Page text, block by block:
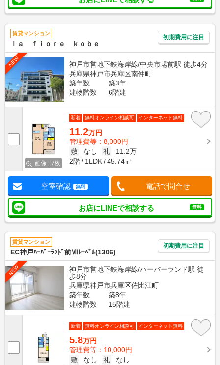
賃貸マンション
ｌａ ｆｉｏｒｅ ｋｏｂｅ
初期費用に注目
NEW
神戸市営地下鉄海岸線/中央市場前駅 徒歩4分
兵庫県神戸市兵庫区南仲町
築年数
築3年
建物階数
6階建
画像 : 7枚
新着 無料オンライン相談可 インターネット無料
11.2万円
管理費等：8,000円
敷
なし 礼
11.2万
2階
1LDK 45.74㎡
空室確認 無料 電話で問合せ
お店にLINEで相談する 無料
賃貸マンション
EC神戸ﾊｰﾊﾞｰﾗﾝﾄﾞ前Ⅶﾚｰﾍﾞﾙ(1306)
初期費用に注目
NEW
神戸市営地下鉄海岸線/ハーバーランド駅 徒
歩8分
兵庫県神戸市兵庫区佐比江町
築年数
築8年
建物階数
15階建
新着 無料オンライン相談可 インターネット無料
5.8万円
管理費等：10,000円
敷
なし 礼
なし